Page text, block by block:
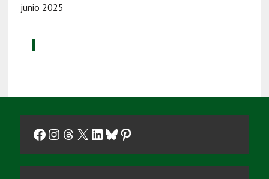
junio 2025
Facebook
Instagram
Threads
X LinkedIn
Bluesky
Pinterest